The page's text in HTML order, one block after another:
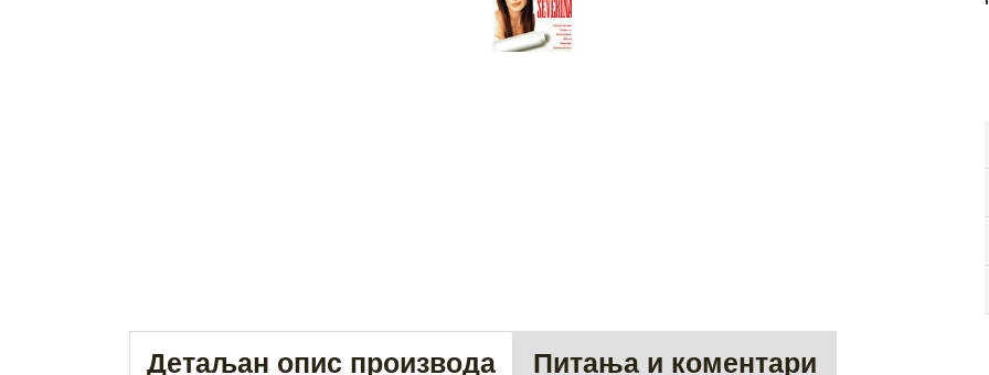
Детаљан опис производа Питања и коментари